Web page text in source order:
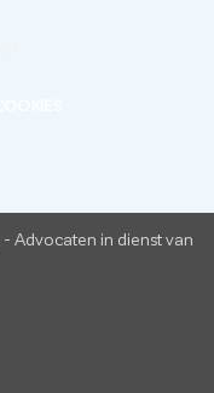
- Advocaten in dienst van